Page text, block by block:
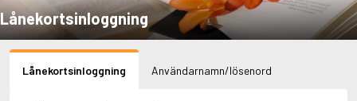
Lånekortsinloggning
Lånekortsinloggning Användarnamn/lösenord